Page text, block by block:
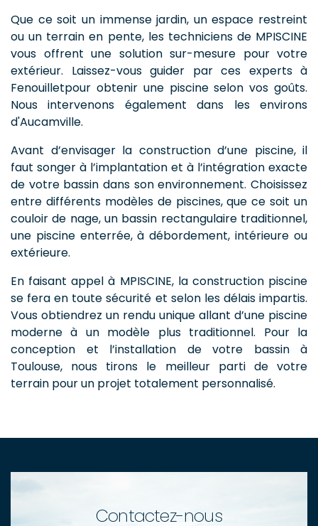
Que ce soit un immense jardin, un espace restreint
ou un terrain en pente, les techniciens de MPISCINE
vous offrent une solution sur-mesure pour votre
extérieur. Laissez-vous guider par ces experts à
Fenouilletpour obtenir une piscine selon vos goûts.
Nous intervenons également dans les environs
d'Aucamville.
Avant d’envisager la construction d’une piscine, il
faut songer à l’implantation et à l’intégration exacte
de votre bassin dans son environnement. Choisissez
entre différents modèles de piscines, que ce soit un
couloir de nage, un bassin rectangulaire traditionnel,
une piscine enterrée, à débordement, intérieure ou
extérieure.
En faisant appel à MPISCINE, la construction piscine
se fera en toute sécurité et selon les délais impartis.
Vous obtiendrez un rendu unique allant d’une piscine
moderne à un modèle plus traditionnel. Pour la
conception et l’installation de votre bassin à
Toulouse, nous tirons le meilleur parti de votre
terrain pour un projet totalement personnalisé.
Contactez-nous